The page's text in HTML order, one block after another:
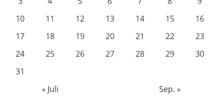
10
11 12 13 14 15
16
17
18 19 20 21 22
23
24
25 26 27 28 29
30
31
« Juli
Sep. »